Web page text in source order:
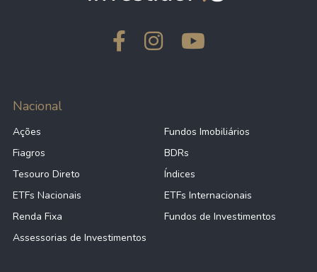
Nacional
Ações
Fundos Imobiliários
Fiagros
BDRs
Tesouro Direto
Índices
ETFs Nacionais
ETFs Internacionais
Renda Fixa
Fundos de Investimentos
Assessorias de Investimentos